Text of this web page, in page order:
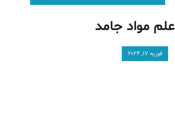
علم مواد جامد
فوریه ۱۷, ۲۰۲۴